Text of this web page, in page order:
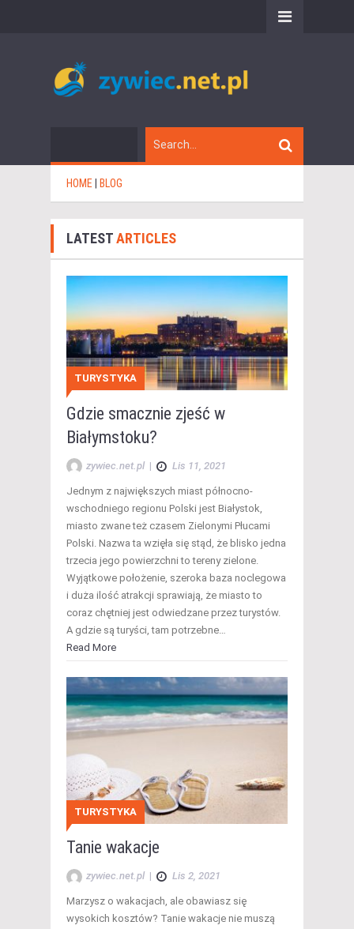
HOME BLOG
LATESTARTICLES
TURYSTYKA
Gdzie smacznie zjeść w
Białymstoku?
zywiec.net.pl | Lis 11, 2021
Jednym z największych miast północno-
wschodniego regionu Polski jest Białystok,
miasto zwane też czasem Zielonymi Płucami
Polski. Nazwa ta wzięła się stąd, że blisko jedna
trzecia jego powierzchni to tereny zielone.
Wyjątkowe położenie, szeroka baza noclegowa
i duża ilość atrakcji sprawiają, że miasto to
coraz chętniej jest odwiedzane przez turystów.
A gdzie są turyści, tam potrzebne…
Read More
TURYSTYKA
Tanie wakacje
zywiec.net.pl | Lis 2, 2021
Marzysz o wakacjach, ale obawiasz się
wysokich kosztów? Tanie wakacje nie muszą